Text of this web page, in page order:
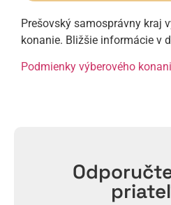
Prešovský samosprávny kraj
konanie. Bližšie informácie v
Podmienky výberového